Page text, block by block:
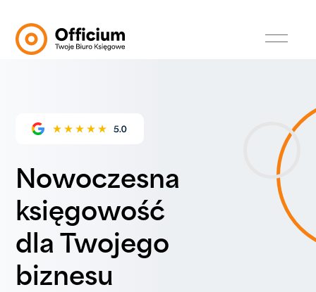
Nowoczesna
księgowość
dla Twojego
biznesu